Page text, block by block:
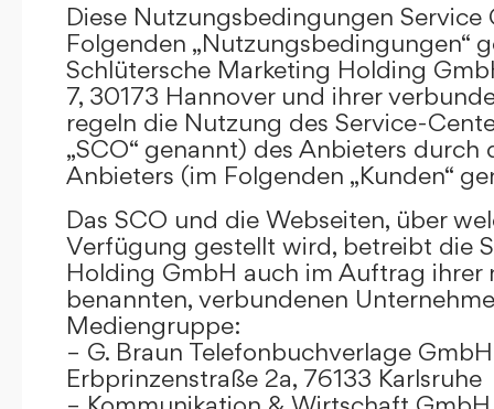
Diese Nutzungsbedingungen Service
Folgenden „Nutzungsbedingungen“
Schlütersche Marketing Holding
7, 30173 Hannover und ihrer
regeln die Nutzung des Service-
„SCO“ genannt) des Anbieters durch
Anbieters (im Folgenden „Kunden“
Das SCO und die Webseiten, über
Verfügung gestellt wird, betreibt die
Holding GmbH auch im Auftrag ihrer
benannten, verbundenen
Mediengruppe:
– G. Braun Telefonbuchverlage GmbH
Erbprinzenstraße 2a, 76133 Karlsruhe